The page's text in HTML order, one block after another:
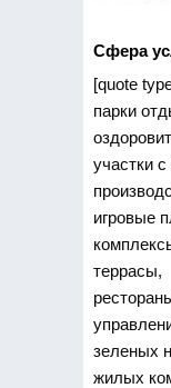
Сфера
[quote
парки
участки
игровые
террасы,
зеленых
жилых